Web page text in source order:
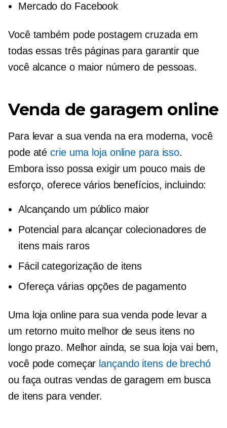
Mercado do Facebook
Você também pode postagem cruzadaem
todas essas três páginas para garantir que
você alcance o maior número de pessoas.
Venda de garagem online
Para levar a sua venda na era moderna, você
pode atécrie uma loja online para isso.
Embora isso possa exigir um pouco mais de
esforço, oferece vários benefícios, incluindo:
Alcançando um público maior
Potencial para alcançar colecionadores de
itens mais raros
Fácil categorização de itens
Ofereça várias opções de pagamento
Uma loja online para sua venda pode levar a
um retorno muito melhor de seus itens no
longo prazo. Melhor ainda, se sua loja vai bem,
você pode começar lançando itens de brechó
ou faça outras vendas de garagem em busca
de itens para vender.